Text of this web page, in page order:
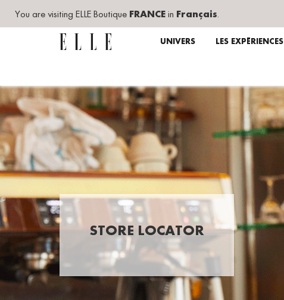
You are visiting ELLE Boutique FRANCE in Français.
UNIVERS LES EXPÉRIENCES
STORE LOCATOR